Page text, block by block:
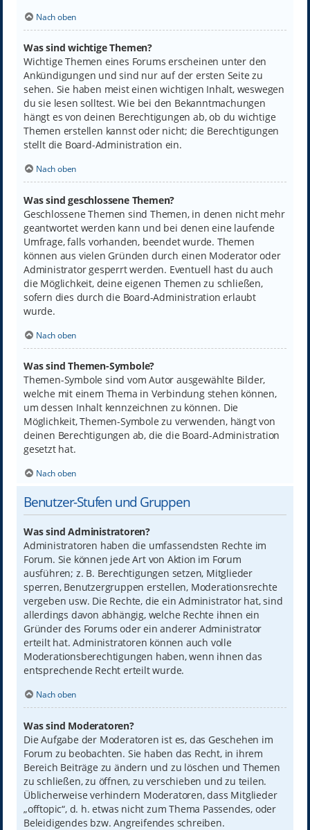
Nach oben
Was sind wichtige Themen?
Wichtige Themen eines Forums erscheinen unter den
Ankündigungen und sind nur auf der ersten Seite zu
sehen. Sie haben meist einen wichtigen Inhalt, weswegen
du sie lesen solltest. Wie bei den Bekanntmachungen
hängt es von deinen Berechtigungen ab, ob du wichtige
Themen erstellen kannst oder nicht; die Berechtigungen
stellt die Board-Administration ein.
Nach oben
Was sind geschlossene Themen?
Geschlossene Themen sind Themen, in denen nicht mehr
geantwortet werden kann und bei denen eine laufende
Umfrage, falls vorhanden, beendet wurde. Themen
können aus vielen Gründen durch einen Moderator oder
Administrator gesperrt werden. Eventuell hast du auch
die Möglichkeit, deine eigenen Themen zu schließen,
sofern dies durch die Board-Administration erlaubt
wurde.
Nach oben
Was sind Themen-Symbole?
Themen-Symbole sind vom Autor ausgewählte Bilder,
welche mit einem Thema in Verbindung stehen können,
um dessen Inhalt kennzeichnen zu können. Die
Möglichkeit, Themen-Symbole zu verwenden, hängt von
deinen Berechtigungen ab, die die Board-Administration
gesetzt hat.
Nach oben
Benutzer-Stufen und Gruppen
Was sind Administratoren?
Administratoren haben die umfassendsten Rechte im
Forum. Sie können jede Art von Aktion im Forum
ausführen; z. B. Berechtigungen setzen, Mitglieder
sperren, Benutzergruppen erstellen, Moderationsrechte
vergeben usw. Die Rechte, die ein Administrator hat, sind
allerdings davon abhängig, welche Rechte ihnen ein
Gründer des Forums oder ein anderer Administrator
erteilt hat. Administratoren können auch volle
Moderationsberechtigungen haben, wenn ihnen das
entsprechende Recht erteilt wurde.
Nach oben
Was sind Moderatoren?
Die Aufgabe der Moderatoren ist es, das Geschehen im
Forum zu beobachten. Sie haben das Recht, in ihrem
Bereich Beiträge zu ändern und zu löschen und Themen
zu schließen, zu öffnen, zu verschieben und zu teilen.
Üblicherweise verhindern Moderatoren, dass Mitglieder
„offtopic“, d. h. etwas nicht zum Thema Passendes, oder
Beleidigendes bzw. Angreifendes schreiben.